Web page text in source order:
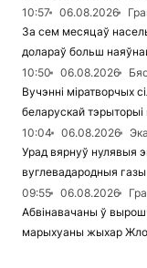
10:57
06.08.2026
За сем месяцаў
долараў больш
10:50
06.08.2026
Вучэнні міратворчых
беларускай тэрыторыі
10:04
06.08.2026
Урад вярнуў нулявыя
вуглевадародныя газы
09:55
06.08.2026
Абвінавачаны ў
марыхуаны жыхар